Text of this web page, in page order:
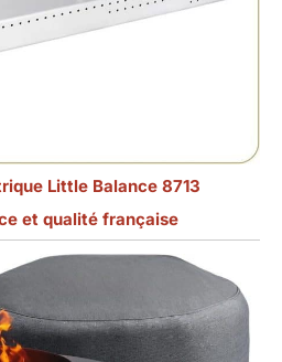
Little Balance 8713
et qualité française